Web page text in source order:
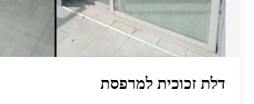
דלת זכוכית למרפסת